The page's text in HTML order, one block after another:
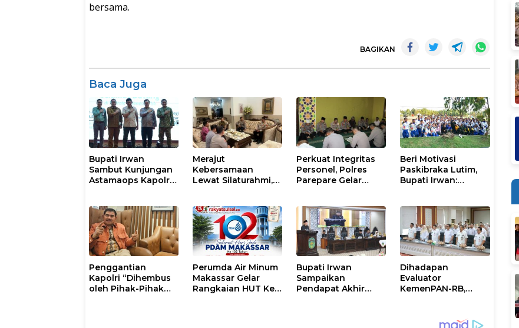
bersama.
BAGIKAN
Baca Juga
Bupati Irwan
Sambut Kunjungan
Astamaops Kapolri
Luwu Timur
Merajut
Kebersamaan
Lewat Silaturahmi,
dengan Tokoh
Masyarakat
Perkuat Integritas
Personel, Polres
Parepare Gelar
Beri Motivasi
Paskibraka Lutim,
Bupati Irwan:
Perhatian
Penggantian
Kapolri “Dihembus
oleh Pihak-Pihak
Perumda Air Minum
Makassar Gelar
Rangkaian HUT Ke-
Bupati Irwan
Sampaikan
Pendapat Akhir
Dihadapan
Evaluator
KemenPAN-RB,
Capaian Kinerja